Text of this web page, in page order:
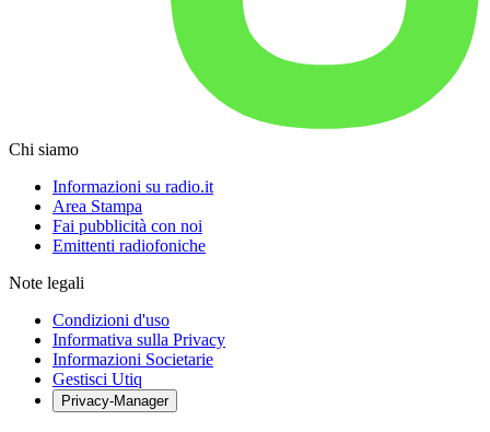
Chi siamo
Informazioni su radio.it
Area Stampa
Fai pubblicità con noi
Emittenti radiofoniche
Note legali
Condizioni d'uso
Informativa sulla Privacy
Informazioni Societarie
Gestisci Utiq
Privacy-Manager